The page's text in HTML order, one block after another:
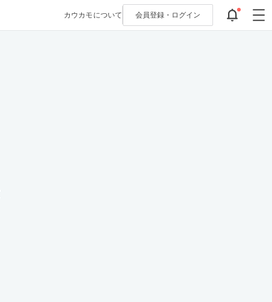
カウカモについて 会員登録・ ログイン